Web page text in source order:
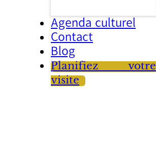
Agenda culturel
Contact
Blog
Planifiez votre
visite